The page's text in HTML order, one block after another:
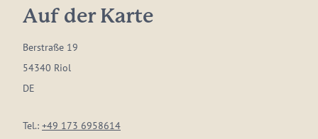
Auf der Karte
Berstraße 19
54340 Riol
DE
Tel.: +49 173 6958614